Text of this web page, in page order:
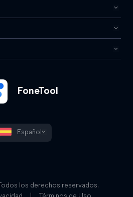
FoneTool
Español
los derechos reservados.